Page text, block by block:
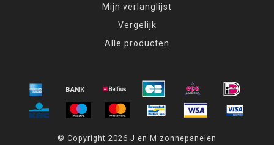
Mijn verlanglijst
Vergelijk
Alle producten
© Copyright 2026 J en M zonnepanelen